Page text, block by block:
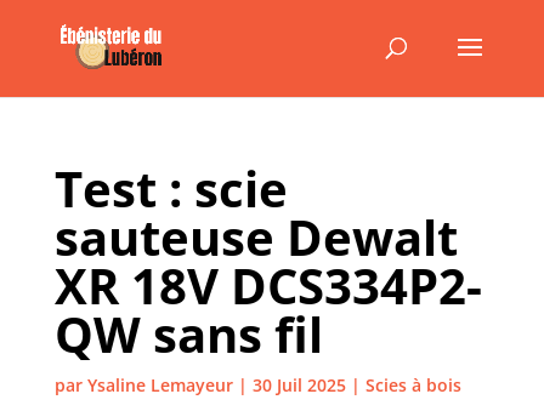
Test : scie
sauteuse Dewalt
XR 18V DCS334P2-
QW sans fil
par Ysaline Lemayeur| 30 Juil 2025| Scies à bois